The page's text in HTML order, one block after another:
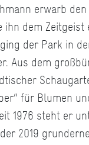
erwarb
ihn dem Zeitgeist
der Park in
Aus dem
für Blumen
1976 steht er
2019